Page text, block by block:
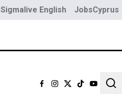
Sigmalive English JobsCyprus